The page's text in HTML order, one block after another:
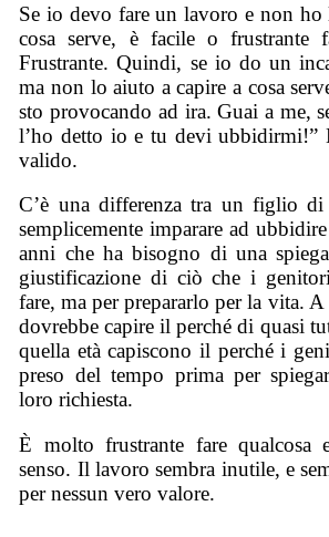
Se io devo fare un lavoro e non
cosa serve, è facile o frustrante
Frustrante. Quindi, se io do un
ma non lo aiuto a capire a cosa
sto provocando ad ira. Guai a me,
l’ho detto io e tu devi ubbidirmi!”
valido.
C’è una differenza tra un figlio
semplicemente imparare ad
anni che ha bisogno di una
giustificazione di ciò che i
fare, ma per prepararlo per la vita.
dovrebbe capire il perché di quasi
quella età capiscono il perché i
preso del tempo prima per
loro richiesta.
È molto frustrante fare qualcosa
senso. Il lavoro sembra inutile, e
per nessun vero valore.